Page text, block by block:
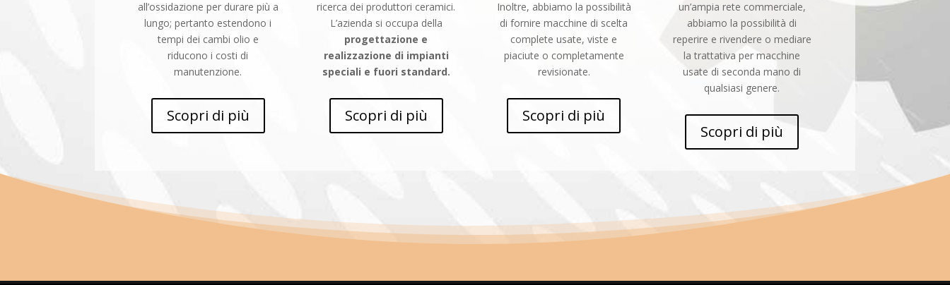
all’ossidazione per durare più a
lungo; pertanto estendono i
tempi dei cambi olio e
riducono i costi di
manutenzione.
Scopri di più
ricerca dei produttori ceramici.
L’azienda si occupa della
progettazione e
realizzazione di impianti
speciali e fuori standard.
Scopri di più
Inoltre, abbiamo la possibilità
di fornire macchine di scelta
complete usate, viste e
piaciute o completamente
revisionate.
Scopri di più
un’ampia rete commerciale,
abbiamo la possibilità di
reperire e rivendere o mediare
la trattativa per macchine
usate di seconda mano di
qualsiasi genere.
Scopri di più